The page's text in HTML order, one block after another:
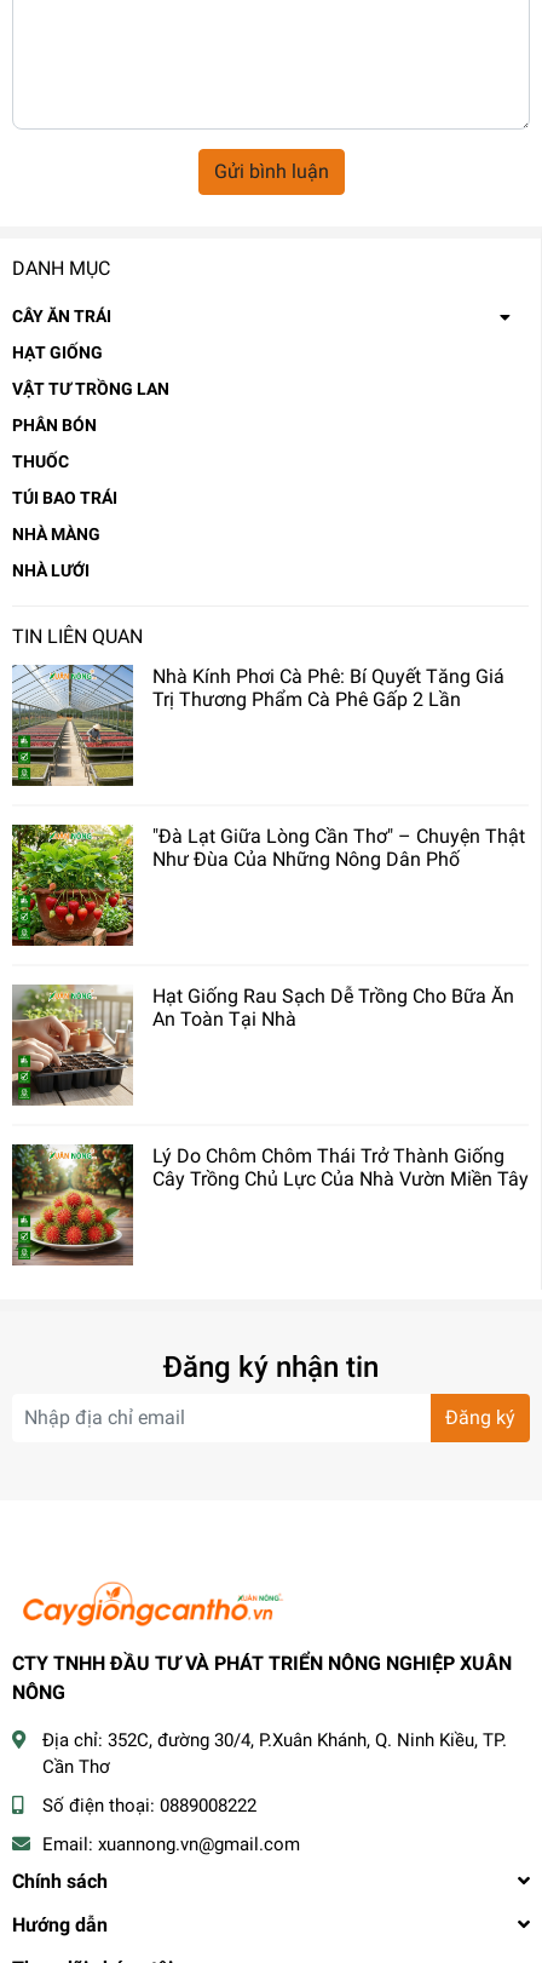
DANH MỤC
CÂY ĂN TRÁI
HẠT GIỐNG
VẬT TƯ TRỒNG LAN
PHÂN BÓN
THUỐC
TÚI BAO TRÁI
NHÀ MÀNG
NHÀ LƯỚI
TIN LIÊN QUAN
Nhà Kính Phơi Cà Phê: Bí Quyết Tăng Giá
Trị Thương Phẩm Cà Phê Gấp 2 Lần
"Đà Lạt Giữa Lòng Cần Thơ" – Chuyện Thật
Như Đùa Của Những Nông Dân Phố
Hạt Giống Rau Sạch Dễ Trồng Cho Bữa Ăn
An Toàn Tại Nhà
Lý Do Chôm Chôm Thái Trở Thành Giống
Cây Trồng Chủ Lực Của Nhà Vườn Miền Tây
Gửi bình luận
Đăng ký nhận tin
Đăng ký
CTY TNHH ĐẦU TƯ VÀ PHÁT TRIỂN NÔNG NGHIỆP XUÂN
NÔNG
Địa chỉ: 352C, đường 30/4, P.Xuân Khánh, Q. Ninh Kiều, TP.
Cần Thơ
Số điện thoại: 0889008222
Email: xuannong.vn@gmail.com
Chính sách
Hướng dẫn